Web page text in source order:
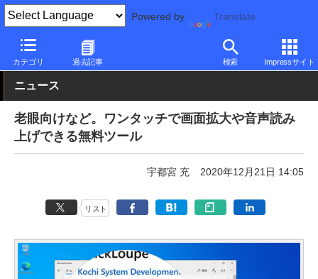
Powered by Translate
カテゴリ 過去記事 検索 Impressサイト
PC Watch ソフトウェア/アプリ 他ソフト/アプリ その他
ニュース
老眼向けなど。ワンタッチで画面拡大や音声読み
上げできる無料ツール
宇都宮 充 2020年12月21日 14:05
リスト